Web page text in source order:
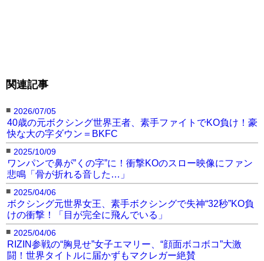
関連記事
■ 2026/07/05
40歳の元ボクシング世界王者、素手ファイトでKO負け！豪
快な大の字ダウン＝BKFC
■ 2025/10/09
ワンパンで鼻が”くの字”に！衝撃KOのスロー映像にファン
悲鳴「骨が折れる音した…」
■ 2025/04/06
ボクシング元世界女王、素手ボクシングで失神“32秒”KO負
けの衝撃！「目が完全に飛んでいる」
■ 2025/04/06
RIZIN参戦の“胸見せ”女子エマリー、“顔面ボコボコ”大激
闘！世界タイトルに届かずもマクレガー絶賛